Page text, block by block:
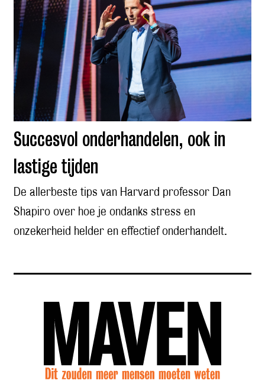
Succesvol onderhandelen, ook in
lastige tijden
De allerbeste tips van Harvard professor Dan
Shapiro over hoe je ondanks stress en
onzekerheid helder en effectief onderhandelt.